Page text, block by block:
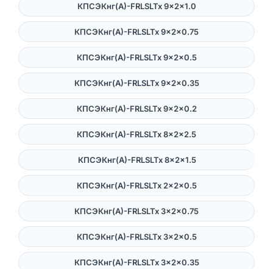
КПСЭКнг(А)-FRLSLTx 9×2×1.0
КПСЭКнг(А)-FRLSLTx 9×2×0.75
КПСЭКнг(А)-FRLSLTx 9×2×0.5
КПСЭКнг(А)-FRLSLTx 9×2×0.35
КПСЭКнг(А)-FRLSLTx 9×2×0.2
КПСЭКнг(А)-FRLSLTx 8×2×2.5
КПСЭКнг(А)-FRLSLTx 8×2×1.5
КПСЭКнг(А)-FRLSLTx 2×2×0.5
КПСЭКнг(А)-FRLSLTx 3×2×0.75
КПСЭКнг(А)-FRLSLTx 3×2×0.5
КПСЭКнг(А)-FRLSLTx 3×2×0.35